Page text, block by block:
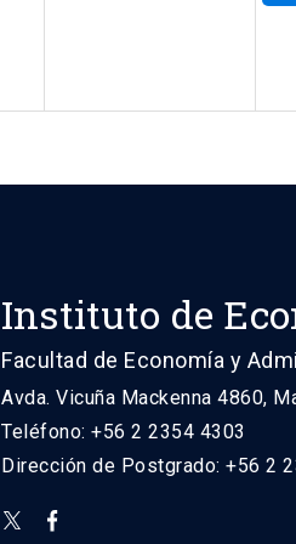
Instituto de
Facultad de Economía y
Avda. Vicuña Mackenna 4860,
Teléfono: +56 2 2354 4303
Dirección de Postgrado: +56 2